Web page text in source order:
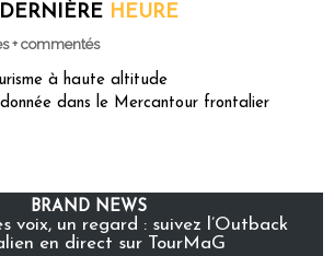
DERNIÈRE HEURE
+ commentés
à haute altitude
dans le Mercantour frontalier
BRAND NEWS
voix, un regard : suivez l’Outback
en direct sur TourMaG